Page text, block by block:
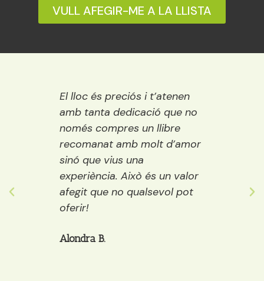
VULL AFEGIR-ME A LA LLISTA
El lloc és preciós i t’atenen
amb tanta dedicació que no
només compres un llibre
recomanat amb molt d’amor
sinó que vius una
experiència. Això és un valor
afegit que no qualsevol pot
oferir!
Alondra B.